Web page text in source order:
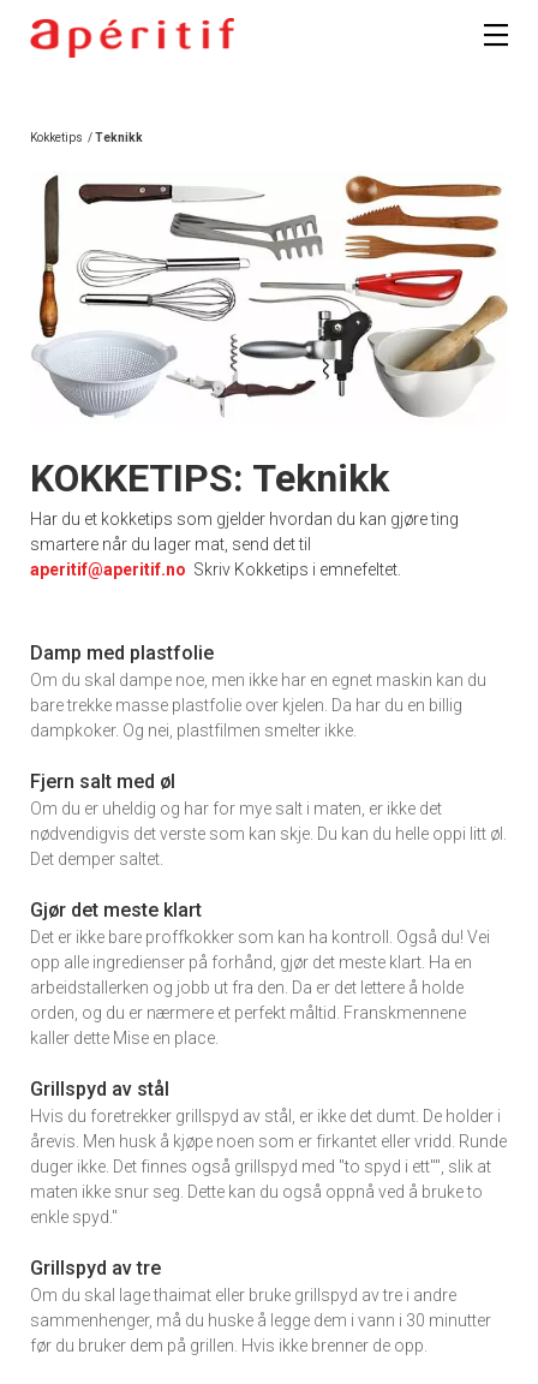
Kokketips /Teknikk
KOKKETIPS: Teknikk
Har du et kokketips som gjelder hvordan du kan gjøre ting
smartere når du lager mat, send det til
aperitif@aperitif.no Skriv Kokketips i emnefeltet.
Damp med plastfolie
Om du skal dampe noe, men ikke har en egnet maskin kan du
bare trekke masse plastfolie over kjelen. Da har du en billig
dampkoker. Og nei, plastfilmen smelter ikke.
Fjern salt med øl
Om du er uheldig og har for mye salt i maten, er ikke det
nødvendigvis det verste som kan skje. Du kan du helle oppi litt øl.
Det demper saltet.
Gjør det meste klart
Det er ikke bare proffkokker som kan ha kontroll. Også du! Vei
opp alle ingredienser på forhånd, gjør det meste klart. Ha en
arbeidstallerken og jobb ut fra den. Da er det lettere å holde
orden, og du er nærmere et perfekt måltid. Franskmennene
kaller dette Mise en place.
Grillspyd av stål
Hvis du foretrekker grillspyd av stål, er ikke det dumt. De holder i
årevis. Men husk å kjøpe noen som er firkantet eller vridd. Runde
duger ikke. Det finnes også grillspyd med "to spyd i ett"", slik at
maten ikke snur seg. Dette kan du også oppnå ved å bruke to
enkle spyd."
Grillspyd av tre
Om du skal lage thaimat eller bruke grillspyd av tre i andre
sammenhenger, må du huske å legge dem i vann i 30 minutter
før du bruker dem på grillen. Hvis ikke brenner de opp.